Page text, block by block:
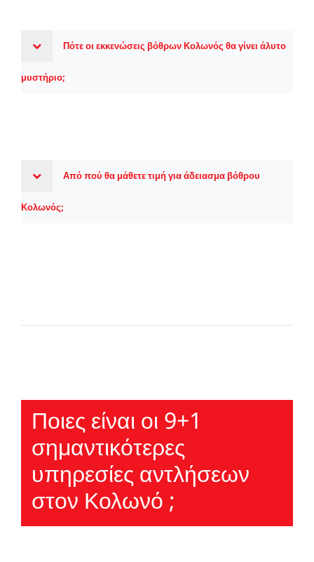
Πότε οι εκκενώσεις βόθρων Κολωνός θα γίνει άλυτο
μυστήριο;
Από πού θα μάθετε τιμή για άδειασμα βόθρου
Κολωνός;
Ποιες είναι οι 9+1
σημαντικότερες
υπηρεσίες αντλήσεων
στον Κολωνό ;